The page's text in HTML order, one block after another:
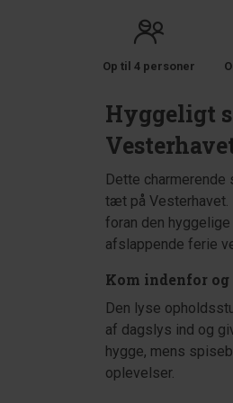
Op til 4 personer
Hyggeligt
Dette charmerende
tæt på Vesterhavet.
foran den
afslappende ferie
Kom indenfor
Den lyse
af dagslys ind og
hygge, mens
oplevelser.